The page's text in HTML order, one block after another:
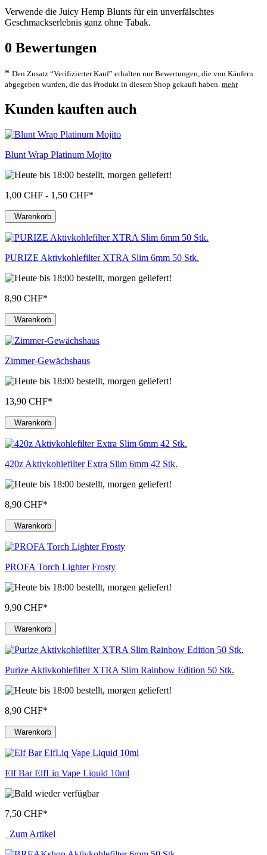
Verwende die Juicy Hemp Blunts für ein unverfälschtes
Geschmackserlebnis ganz ohne Tabak.
0 Bewertungen
* Den Zusatz “Verifizierter Kauf” erhalten nur Bewertungen, die von Käufern
abgegeben wurden, die das Produkt in diesem Shop gekauft haben. mehr
Kunden kauften auch
Blunt Wrap Platinum Mojito
1,00 CHF - 1,50 CHF*
Warenkorb
PURIZE Aktivkohlefilter XTRA Slim 6mm 50 Stk.
8,90 CHF*
Warenkorb
Zimmer-Gewächshaus
13,90 CHF*
Warenkorb
420z Aktivkohlefilter Extra Slim 6mm 42 Stk.
8,90 CHF*
Warenkorb
PROFA Torch Lighter Frosty
9,90 CHF*
Warenkorb
Purize Aktivkohlefilter XTRA Slim Rainbow Edition 50 Stk.
8,90 CHF*
Warenkorb
Elf Bar ElfLiq Vape Liquid 10ml
7,50 CHF*
Zum Artikel